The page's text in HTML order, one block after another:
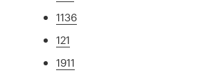
1136
121
1911